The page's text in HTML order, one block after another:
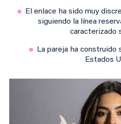
El enlace ha sido muy
siguiendo la línea
caracterizado
La pareja ha construido
Estados